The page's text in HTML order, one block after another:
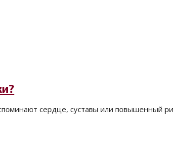
сердце, суставы или повышенный